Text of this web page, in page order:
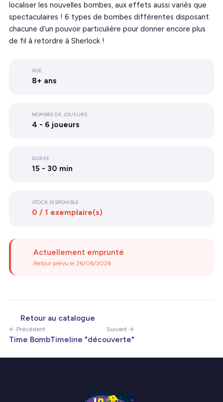
localiser les nouvelles bombes, aux effets aussi variés que
spectaculaires ! 6 types de bombes différentes disposant
chacune d’un pouvoir particulière pour donner encore plus
de fil à retordre à Sherlock !
ÂGE
8+ ans
NOMBRE DE JOUEURS
4 - 6 joueurs
DURÉE
15 - 30 min
STOCK DISPONIBLE
0 / 1 exemplaire(s)
Actuellement emprunté
Retour prévu le 26/06/2026
Retour au catalogue
← Précédent
Time Bomb
Suivant →
Timeline "découverte"